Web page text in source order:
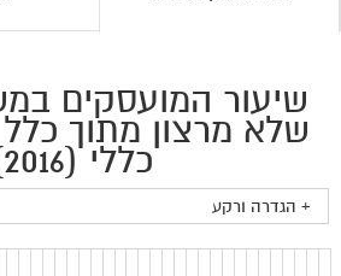
שיעור המועסקים
שלא מרצון מתוך
כללי (2016)
+ הגדרה ורקע